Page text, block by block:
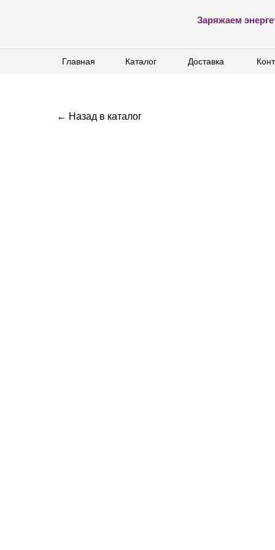
Заряжаем
Доставка
Каталог
Главная Доставка
Каталог
Главная
← Назад в каталог